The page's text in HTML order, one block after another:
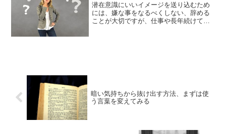
潜在意識にいいイメージを送り込むため
には、嫌な事をなるべくしない、辞める
ことが大切ですが、仕事や長年続けてき
暗い気持ちから抜け出す方法、まずは使
う言葉を変えてみる